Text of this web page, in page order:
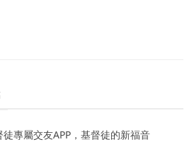
徒專屬交友APP，基督徒的新福音